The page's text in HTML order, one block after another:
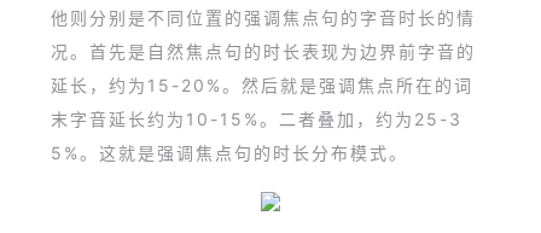
他则分别是不同位置的强调焦点句的字音时长的情
况。首先是自然焦点句的时长表现为边界前字音的
延长，约为15-20%。然后就是强调焦点所在的词
末字音延长约为10-15%。二者叠加，约为25-3
5%。这就是强调焦点句的时长分布模式。